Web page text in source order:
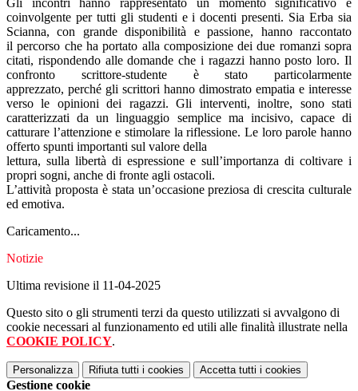
Gli incontri hanno rappresentato un momento significativo e
coinvolgente per tutti gli studenti e i docenti presenti. Sia Erba sia
Scianna, con grande disponibilità e passione, hanno raccontato
il percorso che ha portato alla composizione dei due romanzi sopra
citati, rispondendo alle domande che i ragazzi hanno posto loro. Il
confronto scrittore-studente è stato particolarmente
apprezzato, perché gli scrittori hanno dimostrato empatia e interesse
verso le opinioni dei ragazzi. Gli interventi, inoltre, sono stati
caratterizzati da un linguaggio semplice ma incisivo, capace di
catturare l’attenzione e stimolare la riflessione. Le loro parole hanno
offerto spunti importanti sul valore della
lettura, sulla libertà di espressione e sull’importanza di coltivare i
propri sogni, anche di fronte agli ostacoli.
L’attività proposta è stata un’occasione preziosa di crescita culturale
ed emotiva.
Caricamento...
Notizie
Ultima revisione il 11-04-2025
Questo sito o gli strumenti terzi da questo utilizzati si avvalgono di
cookie necessari al funzionamento ed utili alle finalità illustrate nella
COOKIE POLICY.
Personalizza Rifiuta tutti i cookies Accetta tutti i cookies
Gestione cookie